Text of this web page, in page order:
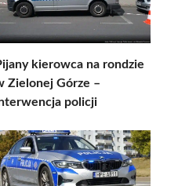
kierowca na rondzie
Zielonej Górze –
policji